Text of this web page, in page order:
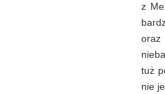
z
oraz
tuż
nie